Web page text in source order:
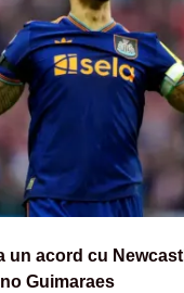
un acord cu
Guimaraes